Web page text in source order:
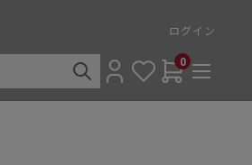
ログイン
0